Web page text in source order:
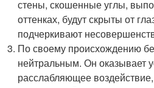
стены, скошенные углы,
оттенках, будут скрыты от
подчеркивают
По своему происхождению
нейтральным. Он оказывает
расслабляющее